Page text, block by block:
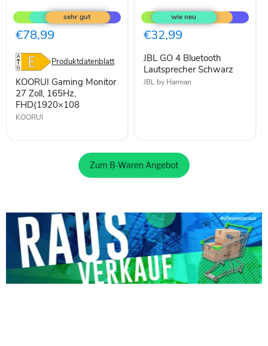
Gaming
Monitor
27
Zoll,
165Hz,
FHD(1920×108
€78,99
Produktdatenblatt
KOORUI Gaming Monitor
27 Zoll, 165Hz,
FHD(1920×108
KOORUI
GO
4
Bluetooth
Lautsprecher
€32,99
JBL GO 4 Bluetooth
Lautsprecher Schwarz
JBL by Harman
Zum B-Waren Angebot